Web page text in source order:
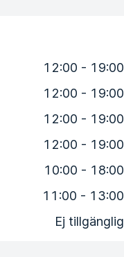
12:00 - 19:00
12:00 - 19:00
12:00 - 19:00
12:00 - 19:00
10:00 - 18:00
11:00 - 13:00
Ej tillgänglig